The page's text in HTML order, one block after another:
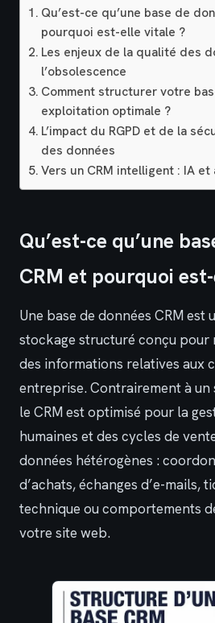
Qu’est-ce qu’une base de
pourquoi est-elle vitale ?
Les enjeux de la qualité des
l’obsolescence
Comment structurer votre
exploitation optimale ?
L’impact du RGPD et de la
des données
Vers un CRM intelligent : IA
Qu’est-ce qu’une
CRM et pourquoi
Une base de données CRM est
stockage structuré conçu pour
des informations relatives aux
entreprise. Contrairement à
le CRM est optimisé pour la
humaines et des cycles de
données hétérogènes :
d’achats, échanges d’e-mails,
technique ou comportements
votre site web.